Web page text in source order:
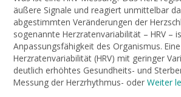
äußere Signale und reagiert unmittelbar
abgestimmten Veränderungen der
sogenannte Herzratenvariabilität – HRV –
Anpassungsfähigkeit des Organismus.
Herzratenvariabilität (HRV) mit geringer
deutlich erhöhtes Gesundheits- und
Messung der Herzrhythmus- oder Weiter